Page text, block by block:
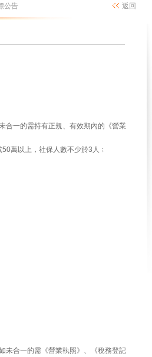
公告 返回
合一的需持有正規、有效期內的《營業
萬以上，社保人數不少於3人﹔
合一的需《營業執照》、《稅務登記